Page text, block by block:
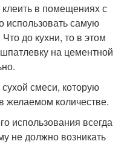
клеить в помещениях с
использовать самую
до кухни, то в этом
на цементной
смеси, которую
желаемом количестве.
использования всегда
не должно возникать